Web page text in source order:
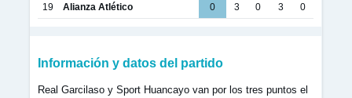
19 Alianza Atlético 0 3 0 3 0
Información y datos del partido
Real Garcilaso y Sport Huancayo van por los tres puntos el